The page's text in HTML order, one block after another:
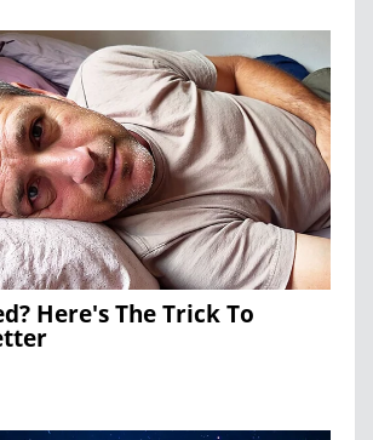
Here's The Trick To